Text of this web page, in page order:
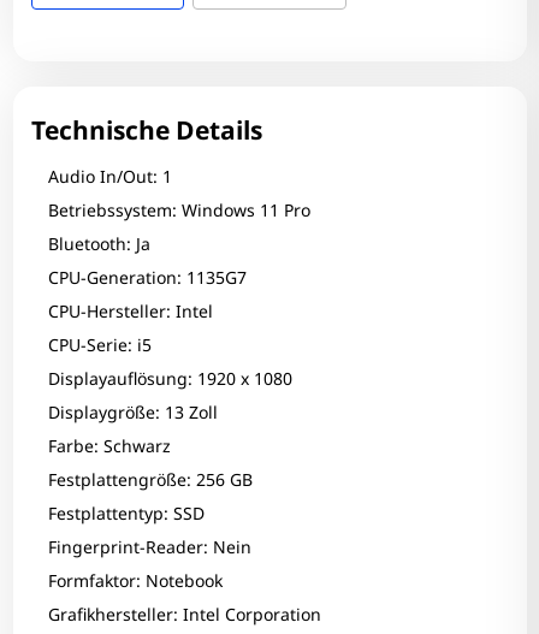
Technische Details
Audio In/Out: 1
Betriebssystem: Windows 11 Pro
Bluetooth: Ja
CPU-Generation: 1135G7
CPU-Hersteller: Intel
CPU-Serie: i5
Displayauflösung: 1920 x 1080
Displaygröße: 13 Zoll
Farbe: Schwarz
Festplattengröße: 256 GB
Festplattentyp: SSD
Fingerprint-Reader: Nein
Formfaktor: Notebook
Grafikhersteller: Intel Corporation
Zum Zoomen tippen